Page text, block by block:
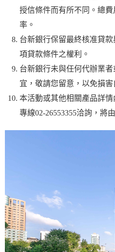
授信條件而有所不同。總
率。
台新銀行保留最終核准貸
項貸款條件之權利。
台新銀行未與任何代辦業
宜，敬請您留意，以免損害
本活動或其他相關產品詳
專線02-26553355洽詢，將